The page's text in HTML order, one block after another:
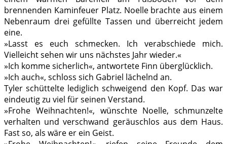
brennenden Kaminfeuer Platz. Noelle brachte aus einem
Nebenraum drei gefüllte Tassen und überreicht jedem
eine.
»Lasst es euch schmecken. Ich verabschiede mich.
Vielleicht sehen wir uns nächstes Jahr wieder.«
»Ich komme sicherlich«, antwortete Finn überglücklich.
»Ich auch«, schloss sich Gabriel lächelnd an.
Tyler schüttelte lediglich schweigend den Kopf. Das war
eindeutig zu viel für seinen Verstand.
»Frohe Weihnachten!«, wünschte Noelle, schmunzelte
verhalten und verschwand geräuschlos aus dem Haus.
Fast so, als wäre er ein Geist.